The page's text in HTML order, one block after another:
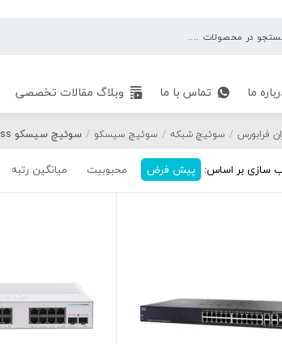
ما تماس با ما وبلاگ مقالات تخصصی
فرابورس / سوئیچ شبکه / سوئیچ سیسکو / سوئیچ سیسکو Small Business
سازی بر اساس: پیش فرض محبوبیت میانگین رتبه